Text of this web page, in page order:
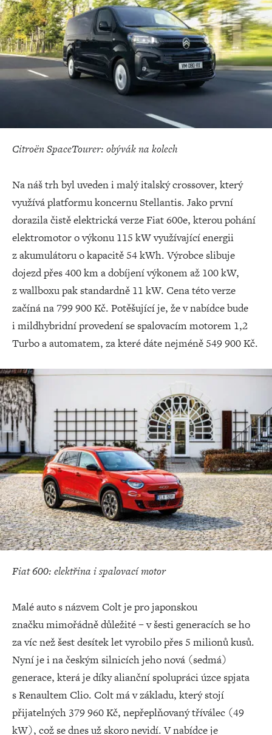
Citroën SpaceTourer: obývák na kolech
Na náš trh byl uveden i malý italský crossover, který
využívá platformu koncernu Stellantis. Jako první
dorazila čistě elektrická verze Fiat 600e, kterou pohání
elektromotor o výkonu 115 kW využívající energii
z akumulátoru o kapacitě 54 kWh. Výrobce slibuje
dojezd přes 400 km a dobíjení výkonem až 100 kW,
z wallboxu pak standardně 11 kW. Cena této verze
začíná na 799 900 Kč. Potěšující je, že v nabídce bude
i mildhybridní provedení se spalovacím motorem 1,2
Turbo a automatem, za které dáte nejméně 549 900 Kč.
Fiat 600: elektřina i spalovací motor
Malé auto s názvem Colt je pro japonskou
značku mimořádně důležité – v šesti generacích se ho
za víc než šest desítek let vyrobilo přes 5 milionů kusů.
Nyní je i na českým silnicích jeho nová (sedmá)
generace, která je díky alianční spolupráci úzce spjata
s Renaultem Clio. Colt má v základu, který stojí
přijatelných 379 960 Kč, nepřeplňovaný tříválec (49
kW), což se dnes už skoro nevidí. V nabídce je